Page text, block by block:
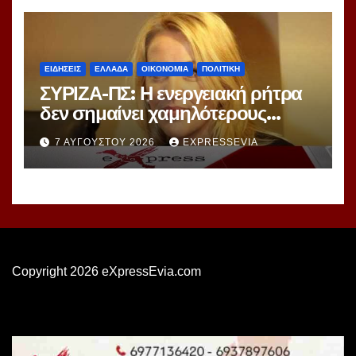
ΕΙΔΗΣΕΙΣ ΕΛΛΑΔΑ ΟΙΚΟΝΟΜΙΑ ΠΟΛΙΤΙΚΗ
ΣΥΡΙΖΑ-ΠΣ: Η ενεργειακή ρήτρα
δεν σημαίνει χαμηλότερους
λογαριασμούς ούτε σβήνει 7
χρόνια ενεργειακής ακρίβειας
7 ΑΥΓΟΎΣΤΟΥ 2026 EXPRESSEVIA
Copyright 2026 eXpressEvia.com